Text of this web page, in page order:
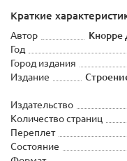
Краткие
Автор
Кнорре
Год
Город издания
Издание
Издательство
Количество страниц
Переплет
Состояние